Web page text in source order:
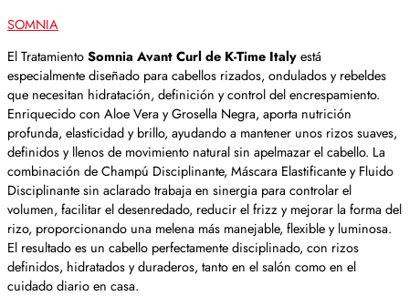
SOMNIA
El TratamientoSomnia Avant Curl de K-Time Italyestá
especialmente diseñado para cabellos rizados, ondulados y rebeldes
que necesitan hidratación, definición y control del encrespamiento.
Enriquecido con Aloe Vera y Grosella Negra, aporta nutrición
profunda, elasticidad y brillo, ayudando a mantener unos rizos suaves,
definidos y llenos de movimiento natural sin apelmazar el cabello. La
combinación de Champú Disciplinante, Máscara Elastificante y Fluido
Disciplinante sin aclarado trabaja en sinergia para controlar el
volumen, facilitar el desenredado, reducir el frizz y mejorar la forma del
rizo, proporcionando una melena más manejable, flexible y luminosa.
El resultado es un cabello perfectamente disciplinado, con rizos
definidos, hidratados y duraderos, tanto en el salón como en el
cuidado diario en casa.